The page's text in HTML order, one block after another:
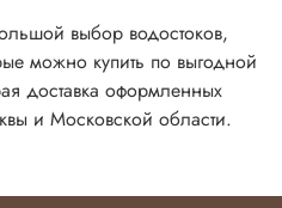
выбор водостоков,
можно купить по выгодной
доставка оформленных
и Московской области.